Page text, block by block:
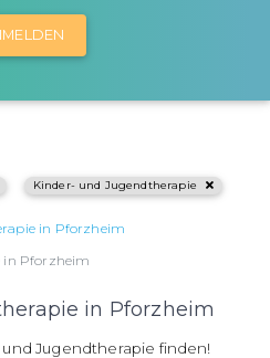
Kinder- und Jugendtherapie
in Pforzheim
in Pforzheim
in Pforzheim
Jugendtherapie finden!